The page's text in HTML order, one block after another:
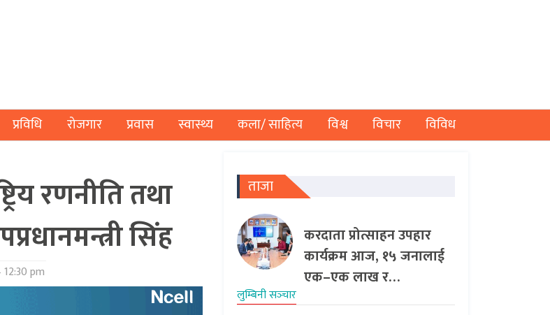
प्रविधि रोजगार प्रवास स्वास्थ्य कला/ साहित्य विश्व विचार विविध
रणनीति तथा
सिंह
pm
ताजा
करदाता प्रोत्साहन उपहार
कार्यक्रम आज, १५ जनालाई
एक–एक लाख र…
लुम्बिनी सञ्‍चार